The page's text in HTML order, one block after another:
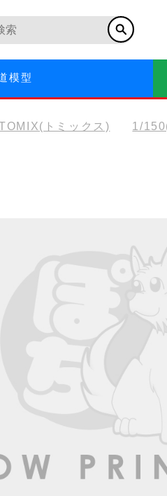
模型
トミックス) 1/